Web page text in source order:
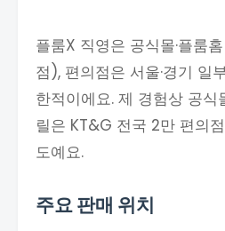
플룸X 직영은 공식몰·플룸
점), 편의점은 서울·경기 일
한적이에요. 제 경험상 공식
릴은 KT&G 전국 2만 편의
도예요.
주요 판매 위치